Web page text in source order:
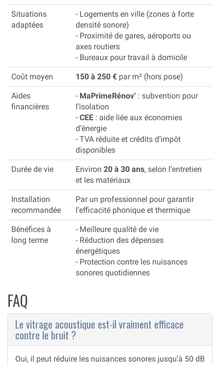
Situations
adaptées
- Logements en ville (zones à forte
densité sonore)
- Proximité de gares, aéroports ou
axes routiers
- Bureaux pour travail à domicile
Coût moyen 150 à 250 € par m² (hors pose)
Aides
financières
- MaPrimeRénov’ : subvention pour
l’isolation
- CEE : aide liée aux économies
d’énergie
- TVA réduite et crédits d’impôt
disponibles
Durée de vie Environ 20 à 30 ans, selon l’entretien
et les matériaux
Installation
recommandée
Par un professionnel pour garantir
l’efficacité phonique et thermique
Bénéfices à
long terme
- Meilleure qualité de vie
- Réduction des dépenses
énergétiques
- Protection contre les nuisances
sonores quotidiennes
FAQ
Le vitrage acoustique est-il vraiment efficace
contre le bruit ?
Oui, il peut réduire les nuisances sonores jusqu’à 50 dB